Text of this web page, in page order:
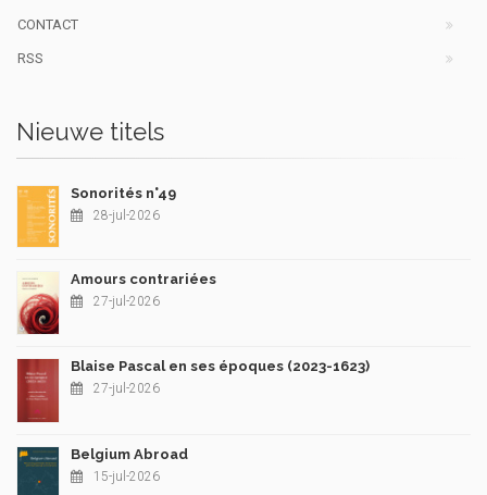
CONTACT
RSS
Nieuwe titels
Sonorités n°49
28-jul-2026
Amours contrariées
27-jul-2026
Blaise Pascal en ses époques (2023-1623)
27-jul-2026
Belgium Abroad
15-jul-2026